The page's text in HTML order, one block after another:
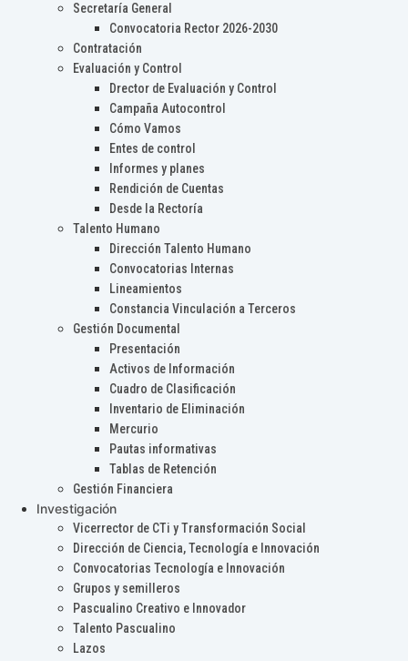
Secretaría General
Convocatoria Rector 2026-2030
Contratación
Evaluación y Control
Drector de Evaluación y Control
Campaña Autocontrol
Cómo Vamos
Entes de control
Informes y planes
Rendición de Cuentas
Desde la Rectoría
Talento Humano
Dirección Talento Humano
Convocatorias Internas
Lineamientos
Constancia Vinculación a Terceros
Gestión Documental
Presentación
Activos de Información
Cuadro de Clasificación
Inventario de Eliminación
Mercurio
Pautas informativas
Tablas de Retención
Gestión Financiera
Investigación
Vicerrector de CTi y Transformación Social
Dirección de Ciencia, Tecnología e Innovación
Convocatorias Tecnología e Innovación
Grupos y semilleros
Pascualino Creativo e Innovador
Talento Pascualino
Lazos